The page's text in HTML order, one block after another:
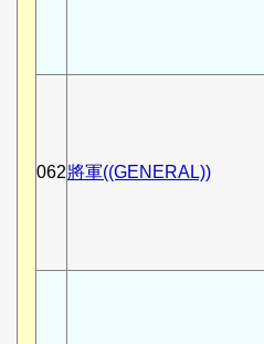
062將軍((GENERAL))